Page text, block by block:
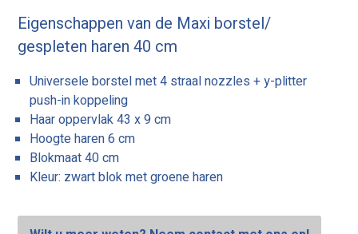
Eigenschappen van de Maxi borstel/
gespleten haren 40 cm
Universele borstel met 4 straal nozzles + y-plitter
push-in koppeling
Haar oppervlak 43 x 9 cm
Hoogte haren 6 cm
Blokmaat 40 cm
Kleur: zwart blok met groene haren